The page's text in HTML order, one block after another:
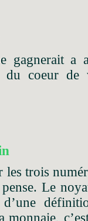
gagnerait a
du coeur de
les trois
pense. Le
d’une
monnaie,